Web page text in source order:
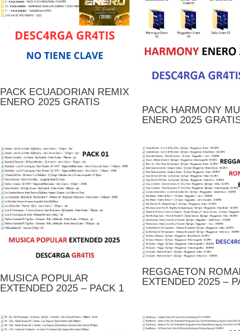
PACK ECUADORIAN REMIX
ENERO 2025 GRATIS
PACK HARMONY
ENERO 2025
MUSICA POPULAR
EXTENDED 2025 – PACK 1
REGGAETON
EXTENDED 2025 –